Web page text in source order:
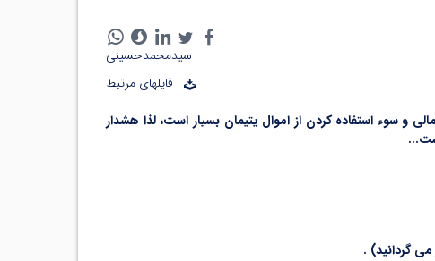
سیدمحمدحسینی
فایلهای مرتبط
سوء استفاده کردن از اموال یتیمان بسیار است، لذا هشدار
گردانید) .